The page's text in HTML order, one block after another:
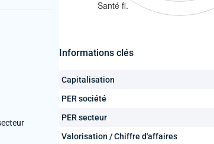
Informations clés
Capitalisation
PER société
PER secteur
Valorisation / Chiffre d'affaires